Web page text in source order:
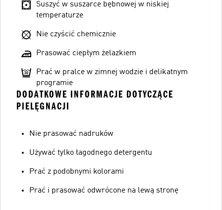
Suszyć w suszarce bębnowej w niskiej
temperaturze
Nie czyścić chemicznie
Prasować ciepłym żelazkiem
Prać w pralce w zimnej wodzie i delikatnym
programie
DODATKOWE INFORMACJE DOTYCZĄCE
PIELĘGNACJI
Nie prasować nadruków
Używać tylko łagodnego detergentu
Prać z podobnymi kolorami
Prać i prasować odwrócone na lewą stronę